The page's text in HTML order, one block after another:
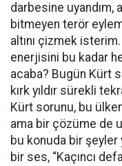
darbesine uyandım,
bitmeyen terör
altını çizmek
enerjisini bu kadar
acaba? Bugün Kürt
kırk yıldır sürekli
Kürt sorunu, bu
ama bir çözüme de
bu konuda bir
bir ses, “Kaçıncı